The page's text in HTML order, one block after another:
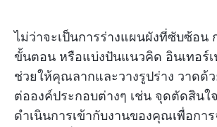
ไม่ว่าจะเป็นการร่างแผนผังที่ซับซ้อน
ขั้นตอน หรือแบ่งปันแนวคิด อินเทอร์เ
ช่วยให้คุณลากและวางรูปร่าง วาดด้
ต่อองค์ประกอบต่างๆ เช่น จุดตัดสินใ
ดำเนินการเข้ากับงานของคุณเพื่อกา